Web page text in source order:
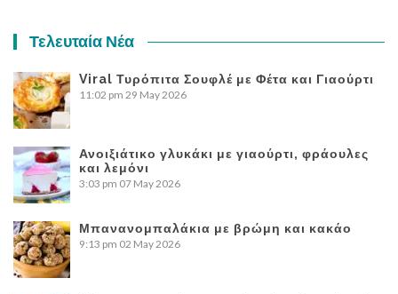
Τελευταία Νέα
Viral Τυρόπιτα Σουφλέ με Φέτα και Γιαούρτι
11:02 pm 29 May 2026
Ανοιξιάτικο γλυκάκι με γιαούρτι, φράουλες
και λεμόνι
3:03 pm 07 May 2026
Μπανανομπαλάκια με βρώμη και κακάο
9:13 pm 02 May 2026